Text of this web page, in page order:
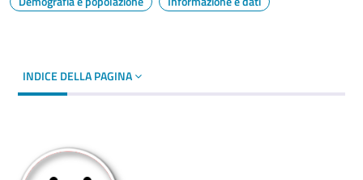
INDICE DELLA PAGINA